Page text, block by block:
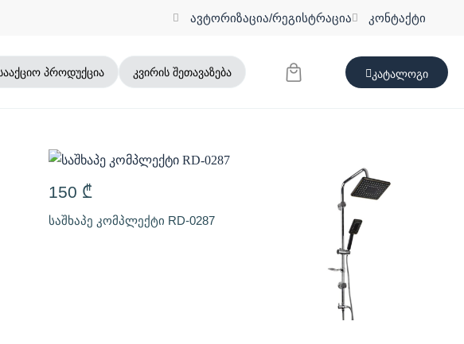
ავტორიზაცია/რეგისტრაცია კონტაქტი
პროდუქცია კვირის შეთავაზება კატალოგი
150 ₾
საშხაპე კომპლექტი RD-0287